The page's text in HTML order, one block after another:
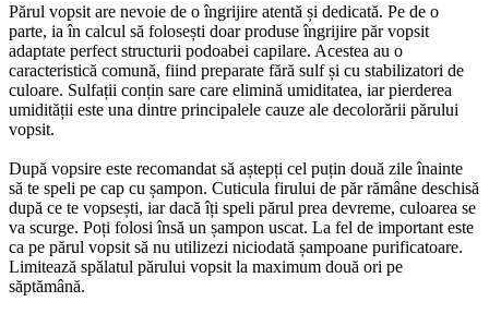
Părul vopsit are nevoie de o îngrijire atentă și dedicată. Pe de o
parte, ia în calcul să folosești doar produse îngrijire păr vopsit
adaptate perfect structurii podoabei capilare. Acestea au o
caracteristică comună, fiind preparate fără sulf și cu stabilizatori de
culoare. Sulfații conțin sare care elimină umiditatea, iar pierderea
umidității este una dintre principalele cauze ale decolorării părului
vopsit.
După vopsire este recomandat să aștepți cel puțin două zile înainte
să te speli pe cap cu șampon. Cuticula firului de păr rămâne deschisă
după ce te vopsești, iar dacă îți speli părul prea devreme, culoarea se
va scurge. Poți folosi însă un șampon uscat. La fel de important este
ca pe părul vopsit să nu utilizezi niciodată șampoane purificatoare.
Limitează spălatul părului vopsit la maximum două ori pe
săptămână.